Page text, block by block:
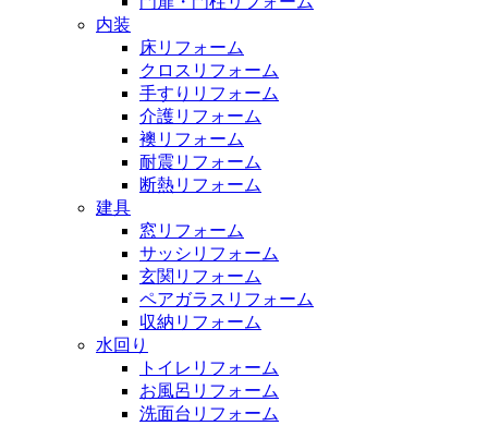
内装
床リフォーム
クロスリフォーム
手すりリフォーム
介護リフォーム
襖リフォーム
耐震リフォーム
断熱リフォーム
建具
窓リフォーム
サッシリフォーム
玄関リフォーム
ペアガラスリフォーム
収納リフォーム
水回り
トイレリフォーム
お風呂リフォーム
洗面台リフォーム